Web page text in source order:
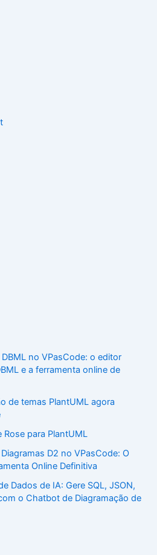
no VPasCode: o editor
e a ferramenta online de
de temas PlantUML agora
Rose para PlantUML
D2 no VPasCode: O
Online Definitiva
Dados de IA: Gere SQL, JSON,
o Chatbot de Diagramação de